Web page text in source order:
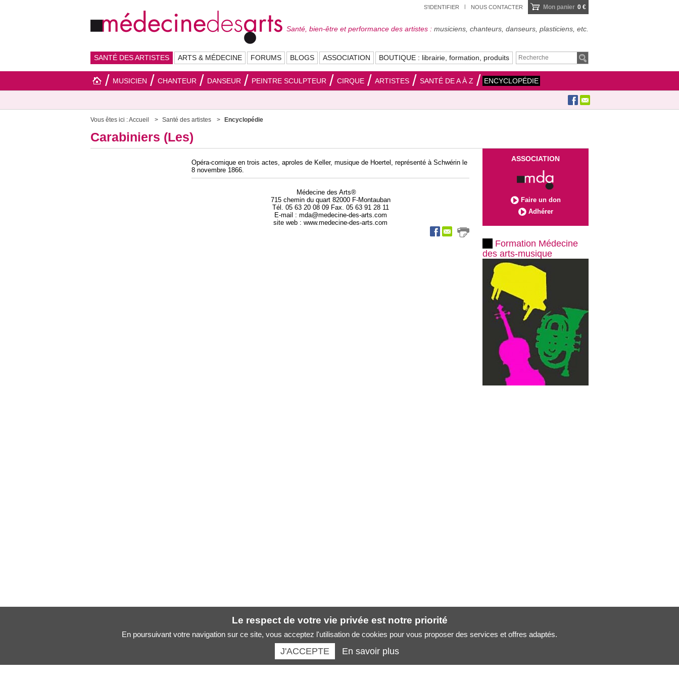
S'IDENTIFIER NOUS CONTACTER Mon panier 0 €
Santé, bien-être et performance des artistes : musiciens, chanteurs, danseurs, plasticiens, etc.
SANTÉ DES ARTISTES ARTS & MÉDECINE FORUMS BLOGS ASSOCIATION BOUTIQUE : librairie, formation, produits
MUSICIEN CHANTEUR DANSEUR PEINTRE SCULPTEUR CIRQUE ARTISTES SANTÉ DE A À Z ENCYCLOPÉDIE
Vous êtes ici :Accueil Santé des artistes Encyclopédie
Carabiniers (Les)
Opéra-comique en trois actes, aproles de Keller, musique de Hoertel, représenté à Schwérin le
8 novembre 1866.
Médecine des Arts®
715 chemin du quart 82000 F-Montauban
Tél. 05 63 20 08 09 Fax. 05 63 91 28 11
E-mail : mda@medecine-des-arts.com
site web : www.medecine-des-arts.com
ASSOCIATION
Faire un don
Adhérer
Formation Médecine
des arts-musique
Le respect de votre vie privée est notre priorité
En poursuivant votre navigation sur ce site, vous acceptez l'utilisation de cookies pour vous proposer des services et offres adaptés.
J'ACCEPTE En savoir plus